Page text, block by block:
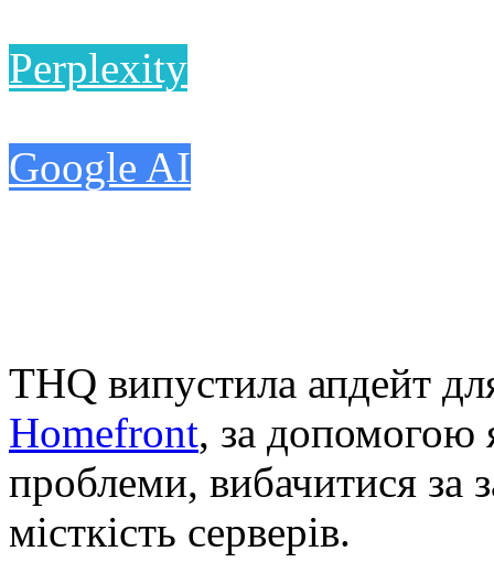
Perplexity
Google AI
THQ випустила апдейт
Homefront, за допомогою
проблеми, вибачитися за
місткість серверів.